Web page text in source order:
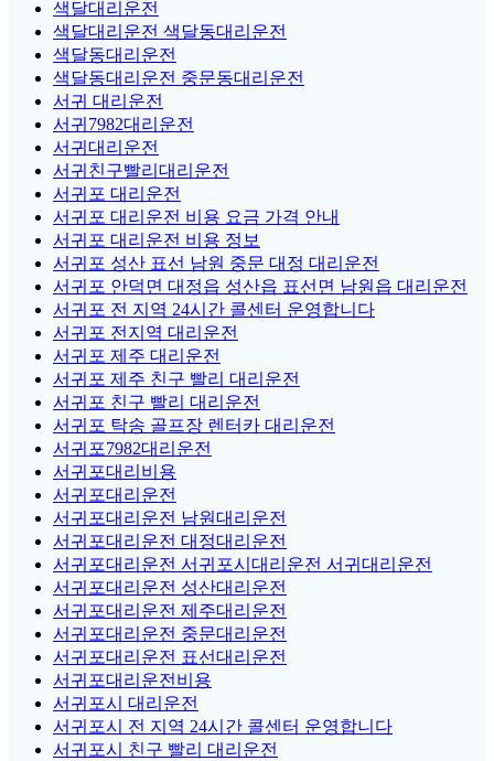
색달대리운전
색달대리운전 색달동대리운전
색달동대리운전
색달동대리운전 중문동대리운전
서귀 대리운전
서귀7982대리운전
서귀대리운전
서귀친구빨리대리운전
서귀포 대리운전
서귀포 대리운전 비용 요금 가격 안내
서귀포 대리운전 비용 정보
서귀포 성산 표선 남원 중문 대정 대리운전
서귀포 안덕면 대정읍 성산읍 표선면 남원읍 대리운전
서귀포 전 지역 24시간 콜센터 운영합니다
서귀포 전지역 대리운전
서귀포 제주 대리운전
서귀포 제주 친구 빨리 대리운전
서귀포 친구 빨리 대리운전
서귀포 탁송 골프장 렌터카 대리운전
서귀포7982대리운전
서귀포대리비용
서귀포대리운전
서귀포대리운전 남원대리운전
서귀포대리운전 대정대리운전
서귀포대리운전 서귀포시대리운전 서귀대리운전
서귀포대리운전 성산대리운전
서귀포대리운전 제주대리운전
서귀포대리운전 중문대리운전
서귀포대리운전 표선대리운전
서귀포대리운전비용
서귀포시 대리운전
서귀포시 전 지역 24시간 콜센터 운영합니다
서귀포시 친구 빨리 대리운전